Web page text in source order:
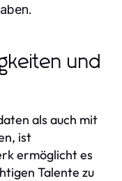
und
als auch mit
ist
ermöglicht es
Talente zu